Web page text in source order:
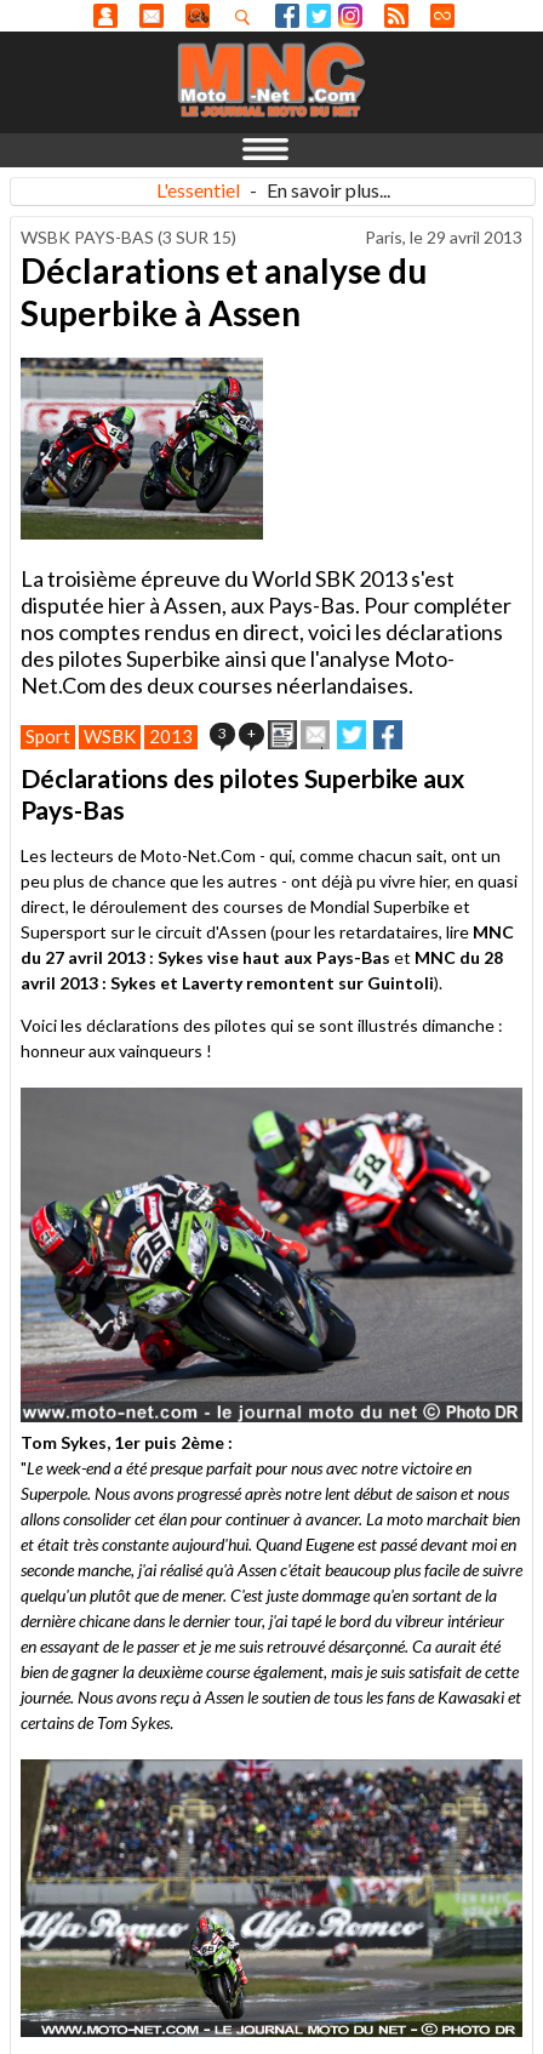
L'essentiel - En savoir plus...
WSBK PAYS-BAS (3 SUR 15) Paris, le 29 avril 2013
Déclarations et analyse du
Superbike à Assen
La troisième épreuve du World SBK 2013 s'est
disputée hier à Assen, aux Pays-Bas. Pour compléter
nos comptes rendus en direct, voici les déclarations
des pilotes Superbike ainsi que l'analyse Moto-
Net.Com des deux courses néerlandaises.
Sport WSBK 2013 3 + ImprimerEnvoyer
cet
article
à
Partager
sur
Twitter
sur
Facebook
Déclarations des pilotes Superbike aux
Pays-Bas
Les lecteurs de Moto-Net.Com - qui, comme chacun sait, ont un
peu plus de chance que les autres - ont déjà pu vivre hier, en quasi
direct, le déroulement des courses de Mondial Superbike et
Supersport sur le circuit d'Assen (pour les retardataires, lire MNC
du 27 avril 2013 : Sykes vise haut aux Pays-Bas et MNC du 28
avril 2013 : Sykes et Laverty remontent sur Guintoli).
Voici les déclarations des pilotes qui se sont illustrés dimanche :
honneur aux vainqueurs !
Tom Sykes, 1er puis 2ème :
"Le week-end a été presque parfait pour nous avec notre victoire en
Superpole. Nous avons progressé après notre lent début de saison et nous
allons consolider cet élan pour continuer à avancer. La moto marchait bien
et était très constante aujourd'hui. Quand Eugene est passé devant moi en
seconde manche, j'ai réalisé qu'à Assen c'était beaucoup plus facile de suivre
quelqu'un plutôt que de mener. C'est juste dommage qu'en sortant de la
dernière chicane dans le dernier tour, j'ai tapé le bord du vibreur intérieur
en essayant de le passer et je me suis retrouvé désarçonné. Ca aurait été
bien de gagner la deuxième course également, mais je suis satisfait de cette
journée. Nous avons reçu à Assen le soutien de tous les fans de Kawasaki et
certains de Tom Sykes.